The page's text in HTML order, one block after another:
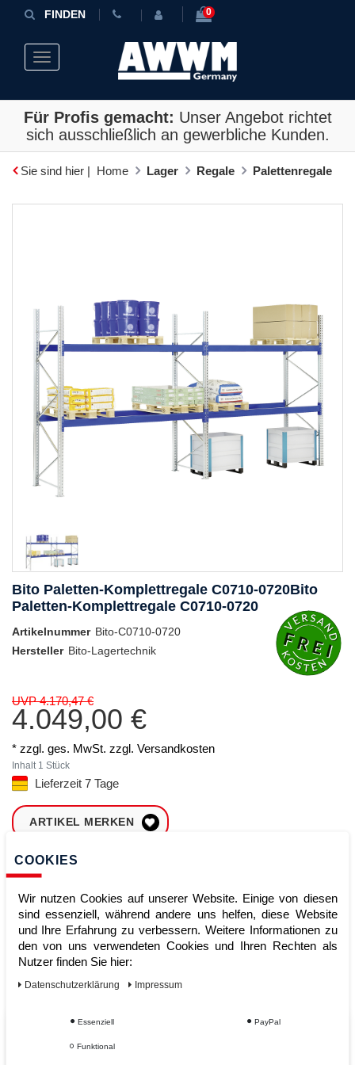
FINDEN 0
Toggle navigation
Für Profis gemacht: Unser Angebot richtet
sich ausschließlich an gewerbliche Kunden.
Sie sind hier | Home Lager Regale Palettenregale
Bito Paletten-Komplettregale C0710-0720Bito
Paletten-Komplettregale C0710-0720
Artikelnummer Bito-C0710-0720
Hersteller Bito-Lagertechnik
UVP 4.170,47 €
4.049,00 €
* zzgl. ges. MwSt. zzgl. Versandkosten
Inhalt 1 Stück
Lieferzeit 7 Tage
ARTIKEL MERKEN
ZUM WARENKORB
Sofort lieferbar
Kauf auf Rechnung
COOKIES
Wir nutzen Cookies auf unserer Website. Einige von diesen
sind essenziell, während andere uns helfen, diese Website
und Ihre Erfahrung zu verbessern. Weitere Informationen zu
den von uns verwendeten Cookies und Ihren Rechten als
Nutzer finden Sie hier:
Daten­schutz­erklärung Impressum
Essenziell PayPal
Funktional